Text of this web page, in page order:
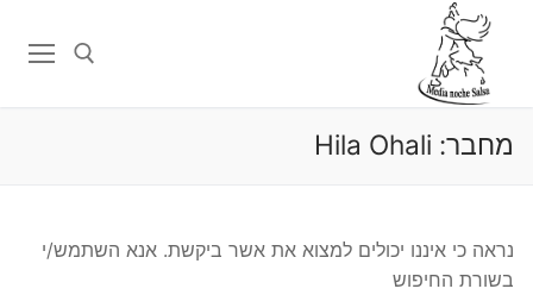
מחבר: Hila Ohali
נראה כי איננו יכולים למצוא את אשר ביקשת. אנא השתמש/י
בשורת החיפוש